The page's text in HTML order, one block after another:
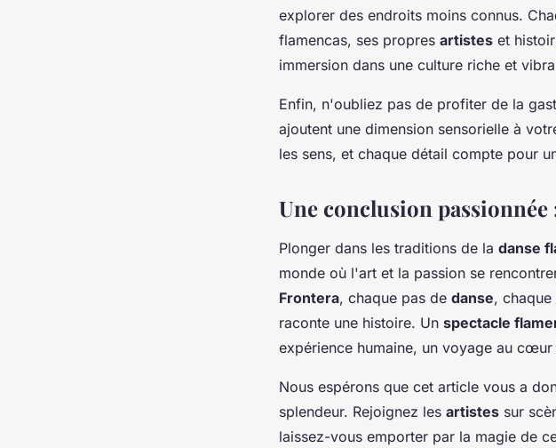
explorer des endroits moins connus.
flamencas, ses propres artistes et
immersion dans une culture riche et
Enfin, n'oubliez pas de profiter de la
ajoutent une dimension sensorielle à
les sens, et chaque détail compte pour
Une conclusion
Plonger dans les traditions de la danse
monde où l'art et la passion se
Frontera, chaque pas de danse,
raconte une histoire. Un spectacle
expérience humaine, un voyage au cœur
Nous espérons que cet article vous a
splendeur. Rejoignez les artistes sur
laissez-vous emporter par la magie de